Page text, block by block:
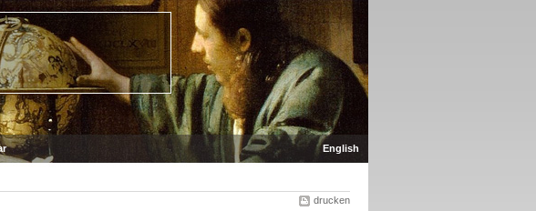
English
drucken